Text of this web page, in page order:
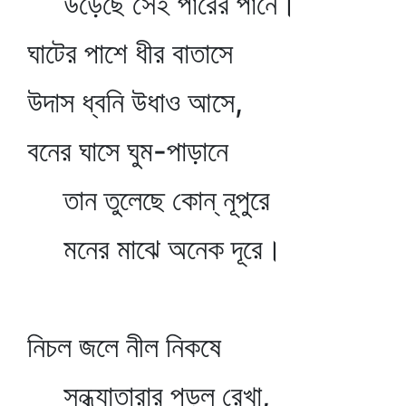
ঘাটের পাশে ধীর বাতাসে
উদাস ধ্বনি উধাও আসে,
বনের ঘাসে ঘুম-পাড়ানে
তান তুলেছে কোন্‌ নূপুরে
মনের মাঝে অনেক দূরে।
নিচল জলে নীল নিকষে
সন্ধ্যাতারার পড়ল রেখা,